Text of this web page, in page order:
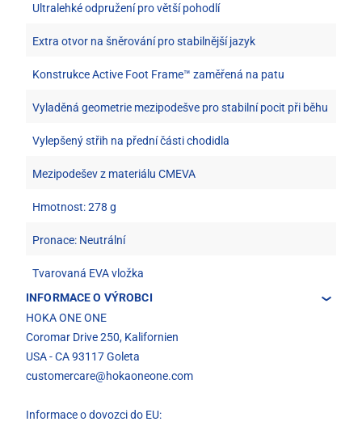
Ultralehké odpružení pro větší pohodlí
Extra otvor na šněrování pro stabilnější jazyk
Konstrukce Active Foot Frame™ zaměřená na patu
Vyladěná geometrie mezipodešve pro stabilní pocit při běhu
Vylepšený střih na přední části chodidla
Mezipodešev z materiálu CMEVA
Hmotnost: 278 g
Pronace: Neutrální
Tvarovaná EVA vložka
INFORMACE O VÝROBCI
HOKA ONE ONE
Coromar Drive 250, Kalifornien
USA - CA 93117 Goleta
customercare@hokaoneone.com
Informace o dovozci do EU: